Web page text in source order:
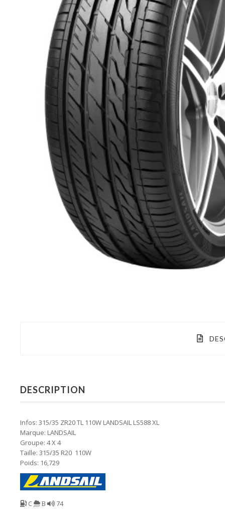
DESCRIPTION
Infos: 315/35 ZR20 TL 110W LANDSAIL LS588 XL
Marque: LANDSAIL
Groupe: 4 X 4
Taille: 315/35 R20 110W
Poids: 16,729
C B 74